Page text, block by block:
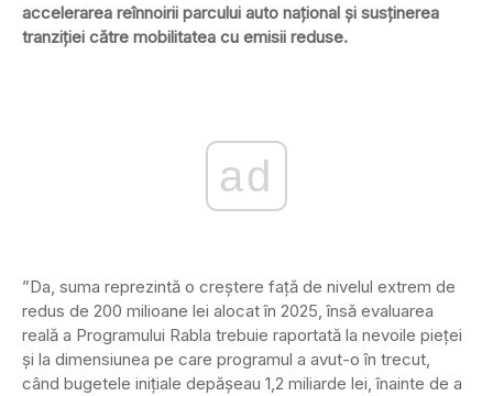
accelerarea reînnoirii parcului auto național și susținerea
tranziției către mobilitatea cu emisii reduse.
ad
”Da, suma reprezintă o creștere față de nivelul extrem de
redus de 200 milioane lei alocat în 2025, însă evaluarea
reală a Programului Rabla trebuie raportată la nevoile pieței
și la dimensiunea pe care programul a avut-o în trecut,
când bugetele inițiale depășeau 1,2 miliarde lei, înainte de a